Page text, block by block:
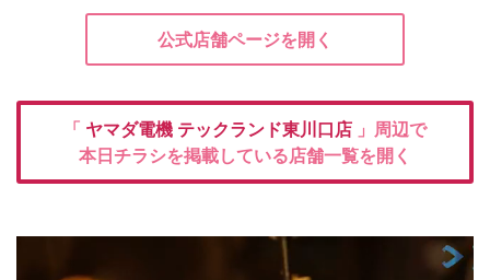
公式店舗ページを開く
「 ヤマダ電機 テックランド東川口店 」周辺で
本日チラシを掲載している店舗一覧を開く